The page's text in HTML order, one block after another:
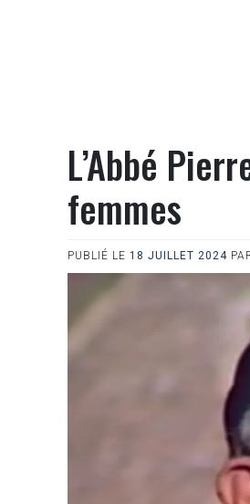
L’Abbé
femmes
PUBLIÉ LE 18 JUILLET 2024